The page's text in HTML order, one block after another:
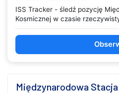
ISS Tracker - śledź pozycję
Kosmicznej w czasie
Międzynarodowa